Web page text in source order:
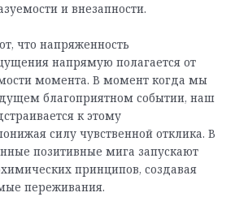
и внезапности.
что напряженность
напрямую полагается от
момента. В момент когда мы
благоприятном событии, наш
к этому
силу чувственной отклика. В
позитивные мига запускают
принципов, создавая
переживания.